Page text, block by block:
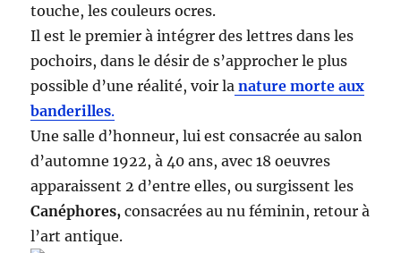
touche, les couleurs ocres.
Il est le premier à intégrer des lettres dans les
pochoirs, dans le désir de s’approcher le plus
possible d’une réalité, voir la nature morte aux
banderilles.
Une salle d’honneur, lui est consacrée au salon
d’automne 1922, à 40 ans, avec 18 oeuvres
apparaissent 2 d’entre elles, ou surgissent les
Canéphores,consacrées au nu féminin, retour à
l’art antique.